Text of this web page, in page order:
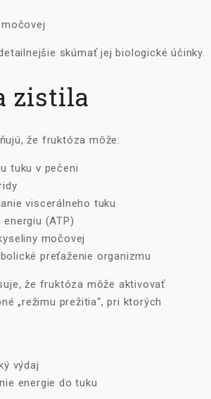
skúmať jej biologické účinky.
zistila
že fruktóza môže:
tuku v pečeni
viscerálneho tuku
(ATP)
močovej
preťaženie organizmu
že fruktóza môže aktivovať
„režimu prežitia“, pri ktorých
výdaj
energie do tuku